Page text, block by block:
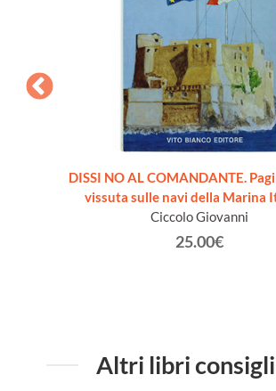
DISSI NO AL COMANDANTE.
vissuta sulle navi della Marina
Ciccolo Giovanni
25.00€
Altri libri